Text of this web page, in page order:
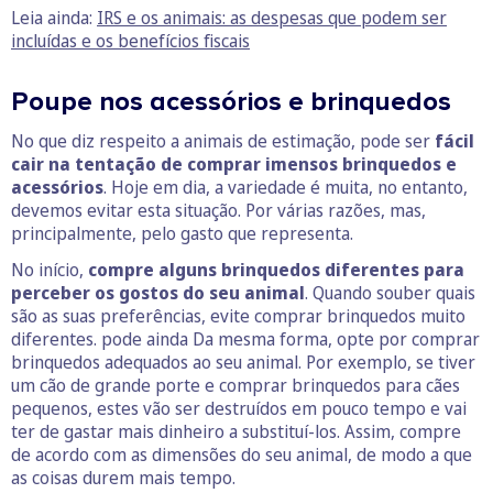
Leia ainda: IRS e os animais: as despesas que podem ser
incluídas e os benefícios fiscais
Poupe nos acessórios e brinquedos
No que diz respeito a animais de estimação, pode ser fácil
cair na tentação de comprar imensos brinquedos e
acessórios. Hoje em dia, a variedade é muita, no entanto,
devemos evitar esta situação. Por várias razões, mas,
principalmente, pelo gasto que representa.
No início, compre alguns brinquedos diferentes para
perceber os gostos do seu animal. Quando souber quais
são as suas preferências, evite comprar brinquedos muito
diferentes. pode ainda Da mesma forma, opte por comprar
brinquedos adequados ao seu animal. Por exemplo, se tiver
um cão de grande porte e comprar brinquedos para cães
pequenos, estes vão ser destruídos em pouco tempo e vai
ter de gastar mais dinheiro a substituí-los. Assim, compre
de acordo com as dimensões do seu animal, de modo a que
as coisas durem mais tempo.